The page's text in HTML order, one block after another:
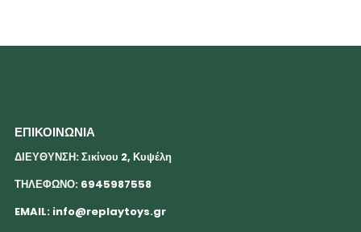
ΕΠΙΚΟΙΝΩΝΙΑ
ΔΙΕΥΘΥΝΣΗ: Σικίνου 2, Κυψέλη
ΤΗΛΕΦΩΝΟ: 6945987558
EMAIL: info@replaytoys.gr